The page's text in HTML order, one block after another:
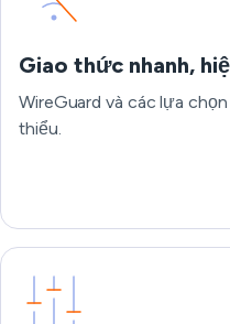
Giao thức nhanh,
WireGuard và các lựa
thiểu.